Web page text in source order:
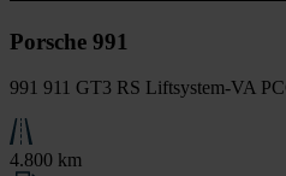
Porsche 991
991 911 GT3 RS Liftsystem-VA
4.800 km